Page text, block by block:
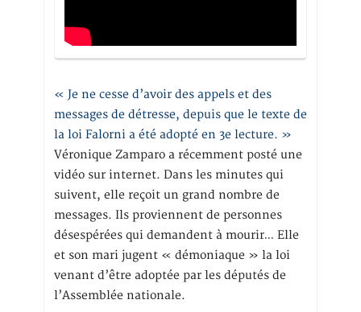
« Je ne cesse d’avoir des appels et des
messages de détresse, depuis que le texte de
la loi Falorni a été adopté en 3e lecture. »
Véronique Zamparo a récemment posté une
vidéo sur internet. Dans les minutes qui
suivent, elle reçoit un grand nombre de
messages. Ils proviennent de personnes
désespérées qui demandent à mourir… Elle
et son mari jugent « démoniaque » la loi
venant d’être adoptée par les députés de
l’Assemblée nationale.